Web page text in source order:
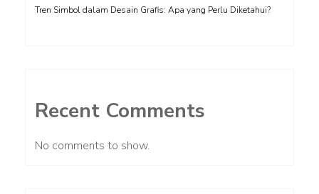
Tren Simbol dalam Desain Grafis: Apa yang Perlu Diketahui?
Recent Comments
No comments to show.